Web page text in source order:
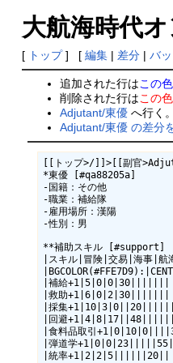
大航海時代
[ トップ] [ 編集| 差分| バ
追加された行はこの色
削除された行はこの色
Adjutant/東優 へ行く。
Adjutant/東優 の差分
[[トップ>/]]>[[副官
*東優 [#qa88205a]
-国籍：その他
-職業：補給隊
-雇用場所：漢陽
-性別：男
**補助スキル [#support]
|スキル|冒険|交易|海事|
|補給+1|5|0|0|30|||||||
|救助+1|6|0|2|30|||||||
|採集+1|10|3|0||20||||||
|回避+1|4|8|17||48||||||
|食料品取引
|弾道学
|統率+1|2|2|5||||||20||